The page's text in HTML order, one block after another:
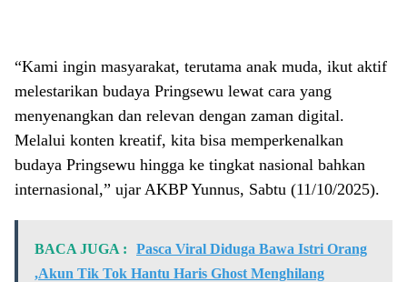
“Kami ingin masyarakat, terutama anak muda, ikut aktif
melestarikan budaya Pringsewu lewat cara yang
menyenangkan dan relevan dengan zaman digital.
Melalui konten kreatif, kita bisa memperkenalkan
budaya Pringsewu hingga ke tingkat nasional bahkan
internasional,” ujar AKBP Yunnus, Sabtu (11/10/2025).
BACA JUGA :
Pasca Viral Diduga Bawa Istri Orang
,Akun Tik Tok Hantu Haris Ghost Menghilang